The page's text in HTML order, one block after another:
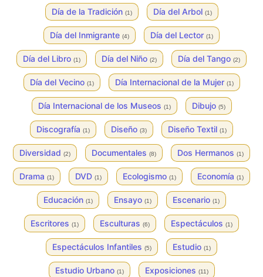
Día de la Tradición (1) Día del Arbol (1)
Día del Inmigrante (4) Día del Lector (1)
Día del Libro (1) Día del Niño (2) Día del Tango (2)
Día del Vecino (1) Día Internacional de la Mujer (1)
Día Internacional de los Museos (1) Dibujo (5)
Discografía (1) Diseño (3) Diseño Textil (1)
Diversidad (2) Documentales (8) Dos Hermanos (1)
Drama (1) DVD (1) Ecologismo (1) Economía (1)
Educación (1) Ensayo (1) Escenario (1)
Escritores (1) Esculturas (6) Espectáculos (1)
Espectáculos Infantiles (5) Estudio (1)
Estudio Urbano (1) Exposiciones (11)